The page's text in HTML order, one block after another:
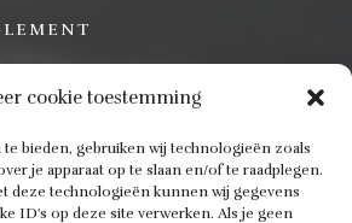
cookie toestemming
bieden, gebruiken wij technologieën zoals
je apparaat op te slaan en/of te raadplegen.
deze technologieën kunnen wij gegevens
ID's op deze site verwerken. Als je geen